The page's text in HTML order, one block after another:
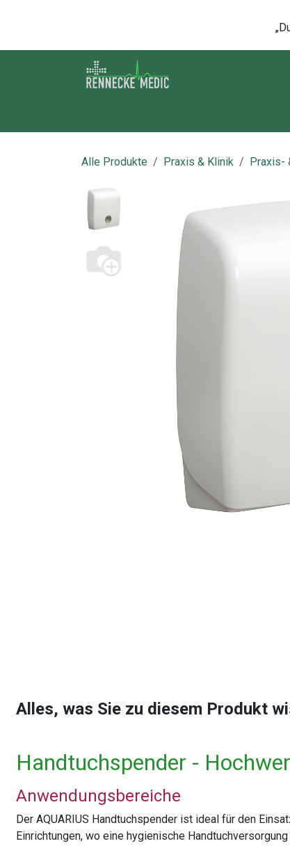
Alle Produkte Praxis & Klinik Praxis-
Alles, was Sie zu diesem Produkt
Handtuchspender -
Anwendungsbereiche
Der AQUARIUS Handtuchspender ist ideal für den
Einrichtungen, wo eine hygienische